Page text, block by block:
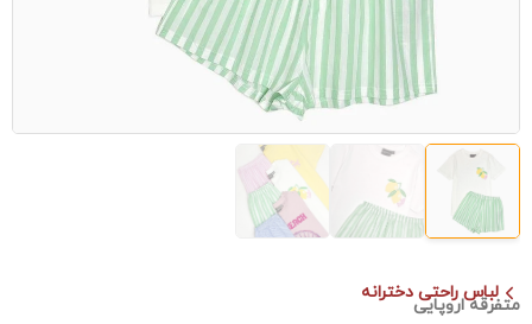
لباس راحتی دخترانه
متفرقه اروپایی